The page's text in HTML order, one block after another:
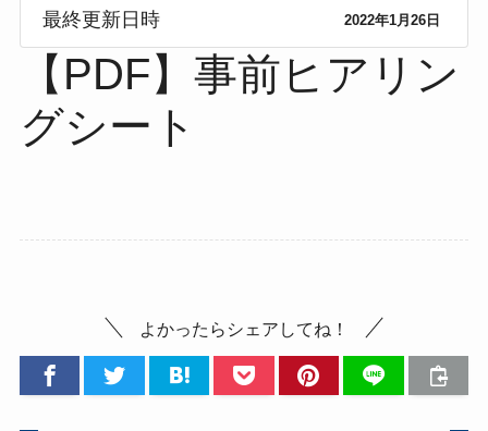
最終更新日時 2022年1月26日
【PDF】事前ヒアリン
グシート
よかったらシェアしてね！